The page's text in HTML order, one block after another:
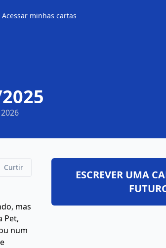
Acessar minhas cartas
Curtir
mas
Pet,
num
ESCREVER UMA